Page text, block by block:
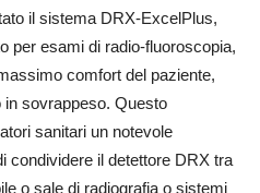
il sistema DRX-ExcelPlus,
per esami di radio-fluoroscopia,
comfort del paziente,
sovrappeso. Questo
sanitari un notevole
condividere il detettore DRX tra
o sale di radiografia o sistemi